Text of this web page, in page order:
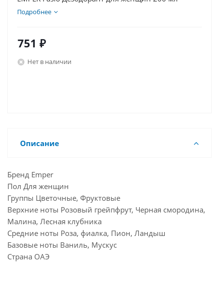
Подробнее
751 ₽
Нет в наличии
Описание
Бренд Emper
Пол Для женщин
Группы Цветочные, Фруктовые
Верхние ноты Розовый грейпфрут, Черная смородина,
Малина, Лесная клубника
Средние ноты Роза, фиалка, Пион, Ландыш
Базовые ноты Ваниль, Мускус
Страна ОАЭ